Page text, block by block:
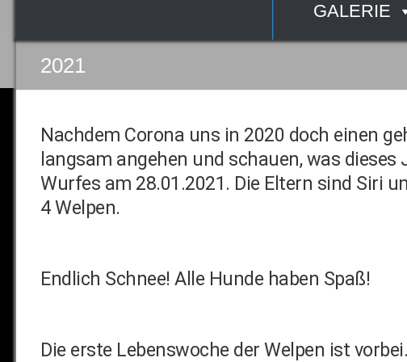
GALERIE
2021
Nachdem Corona uns in 2020 doch einen
langsam angehen und schauen, was
Wurfes am 28.01.2021. Die Eltern sind Siri
4 Welpen.
Endlich Schnee! Alle Hunde haben Spaß!
Die erste Lebenswoche der Welpen ist